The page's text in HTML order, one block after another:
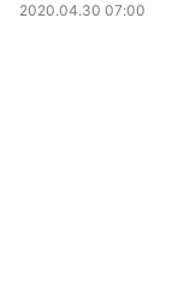
2020.04.30 07:00